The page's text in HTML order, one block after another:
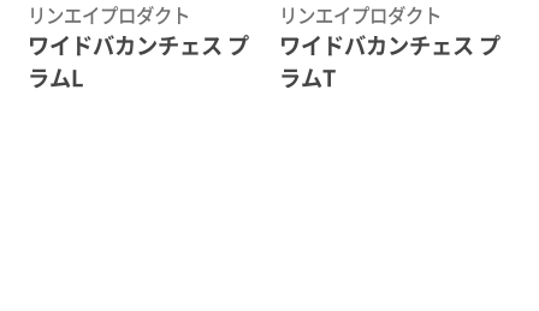
リンエイプロダクト
ワイドバカンチェス プ
ラムL
リンエイプロダクト
ワイドバカンチェス プ
ラムT